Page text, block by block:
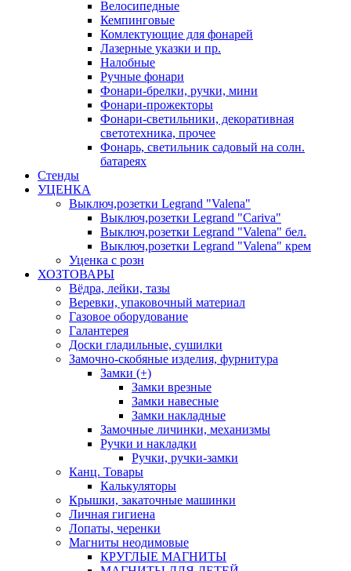
Велосипедные
Кемпинговые
Комлектующие для фонарей
Лазерные указки и пр.
Налобные
Ручные фонари
Фонари-брелки, ручки, мини
Фонари-прожекторы
Фонари-светильники, декоративная
светотехника, прочее
Фонарь, светильник садовый на солн.
батареях
Стенды
УЦЕНКА
Выключ,розетки Legrand "Valena"
Выключ,розетки Legrand "Cariva"
Выключ,розетки Legrand "Valena" бел.
Выключ,розетки Legrand "Valena" крем
Уценка с розн
ХОЗТОВАРЫ
Вёдра, лейки, тазы
Веревки, упаковочный материал
Газовое оборудование
Галантерея
Доски гладильные, сушилки
Замочно-скобяные изделия, фурнитура
Замки (+)
Замки врезные
Замки навесные
Замки накладные
Замочные личинки, механизмы
Ручки и накладки
Ручки, ручки-замки
Канц. Товары
Калькуляторы
Крышки, закаточные машинки
Личная гигиена
Лопаты, черенки
Магниты неодимовые
КРУГЛЫЕ МАГНИТЫ